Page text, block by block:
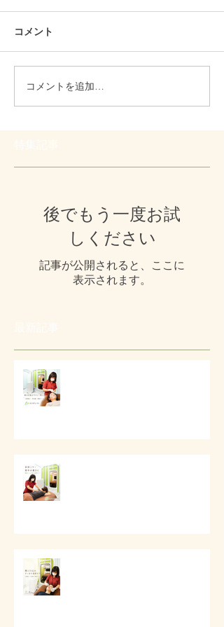
コメント
コメントを追加…
後でもう一度お試
しください
記事が公開されると、ここに
表示されます。